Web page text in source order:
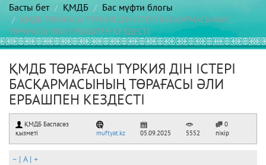
Басты бет ҚМДБ Бас мүфти блогы
ҚМДБ ТӨРАҒАСЫ ТҮРКИЯ ДІН ІСТЕРІ БАСҚАРМАСЫНЫҢ
ТӨРАҒАСЫ ӘЛИ ЕРБАШПЕН КЕЗДЕСТІ
ҚМДБ ТӨРАҒАСЫ ТҮРКИЯ ДІН ІСТЕРІ
БАСҚАРМАСЫНЫҢ ТӨРАҒАСЫ ӘЛИ
ЕРБАШПЕН КЕЗДЕСТІ
ҚМДБ Баспасөз
қызметі
muftyat.kz 05.09.2025 5552
0
пікір
– | A| +